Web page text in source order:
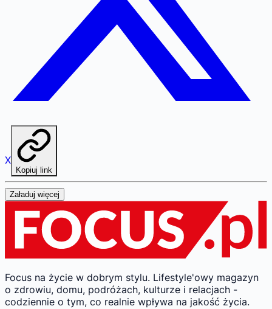
X
Kopiuj link
Załaduj więcej
Focus na życie w dobrym stylu. Lifestyle'owy magazyn
o zdrowiu, domu, podróżach, kulturze i relacjach -
codziennie o tym, co realnie wpływa na jakość życia.